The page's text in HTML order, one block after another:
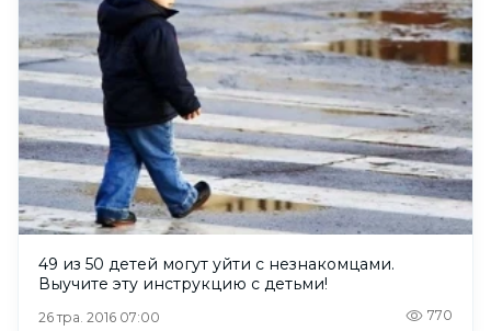
49 из 50 детей могут уйти с незнакомцами.
Выучите эту инструкцию с детьми!
26 тра. 2016 07:00 770